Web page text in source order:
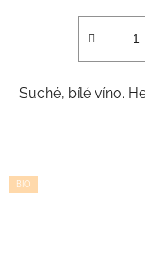
Suché, bílé víno.
BIO